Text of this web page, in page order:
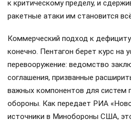
к критическому пределу, и
ракетные атаки им становится
Коммерческий подход к
конечно. Пентагон берет курс на
перевооружение: ведомство
соглашения, призванные
важных компонентов для систем
обороны. Как передает РИА
источники в Минобороны США,